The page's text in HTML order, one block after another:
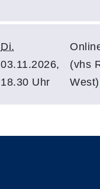
Di.
03.11.2026,
18.30 Uhr
(vhs
West)